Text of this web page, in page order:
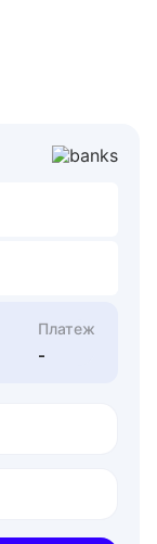
Платеж
-